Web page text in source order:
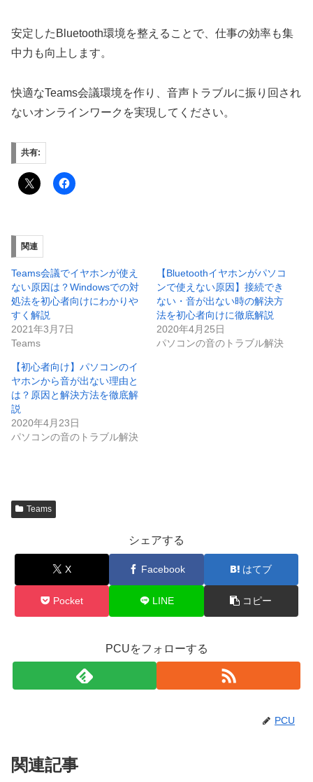
安定したBluetooth環境を整えることで、仕事の効率も集
中力も向上します。
快適なTeams会議環境を作り、音声トラブルに振り回され
ないオンラインワークを実現してください。
共有:
関連
Teams会議でイヤホンが使え
ない原因は？Windowsでの対
処法を初心者向けにわかりや
すく解説
2021年3月7日
Teams
【Bluetoothイヤホンがパソコ
ンで使えない原因】接続でき
ない・音が出ない時の解決方
法を初心者向けに徹底解説
2020年4月25日
パソコンの音のトラブル解決
【初心者向け】パソコンのイ
ヤホンから音が出ない理由と
は？原因と解決方法を徹底解
説
2020年4月23日
パソコンの音のトラブル解決
Teams
シェアする
X Facebook はてブ
Pocket LINE コピー
PCUをフォローする
PCU
関連記事